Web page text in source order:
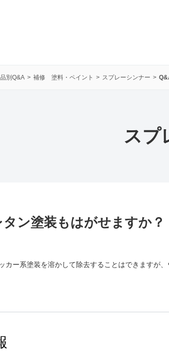
別Q&A 補修 塗料・ペイント スプレーシンナー
スプ
タン塗装もはがせますか？
カー系塗装を溶かして除去することはできますが